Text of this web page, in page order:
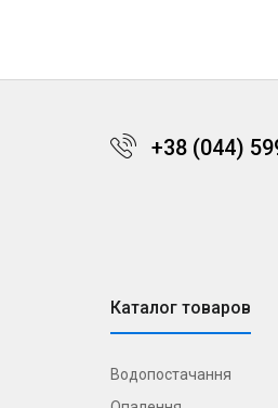
+38 (044)
Каталог товаров
Водопостачання